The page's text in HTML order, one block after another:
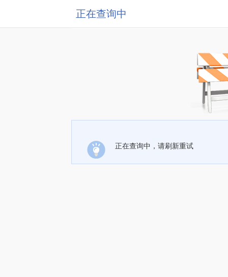
正在查询中
正在查询中，请刷新重试